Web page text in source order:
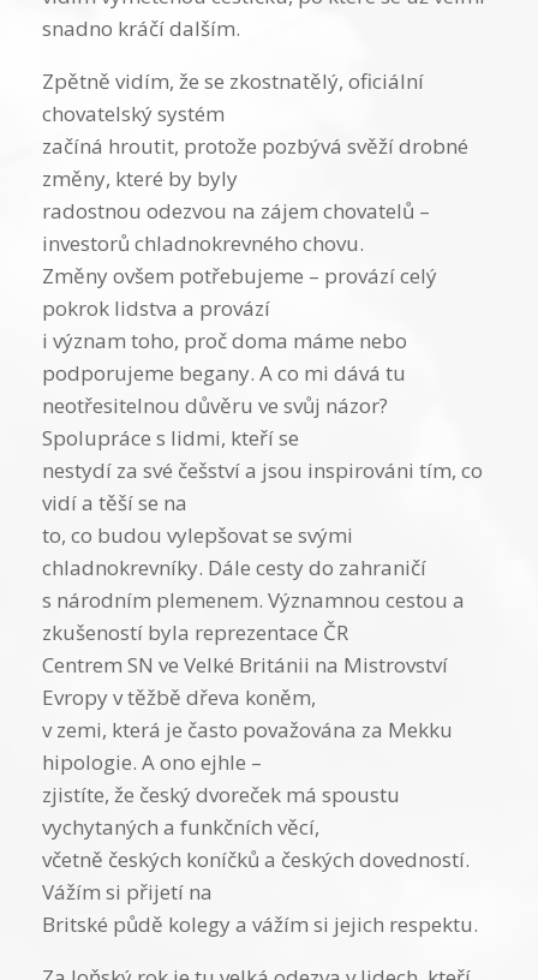
snadno kráčí dalším.
Zpětně vidím, že se zkostnatělý, oficiální
chovatelský systém
začíná hroutit, protože pozbývá svěží drobné
změny, které by byly
radostnou odezvou na zájem chovatelů –
investorů chladnokrevného chovu.
Změny ovšem potřebujeme – provází celý
pokrok lidstva a provází
i význam toho, proč doma máme nebo
podporujeme begany. A co mi dává tu
neotřesitelnou důvěru ve svůj názor?
Spolupráce s lidmi, kteří se
nestydí za své češství a jsou inspirováni tím, co
vidí a těší se na
to, co budou vylepšovat se svými
chladnokrevníky. Dále cesty do zahraničí
s národním plemenem. Významnou cestou a
zkušeností byla reprezentace ČR
Centrem SN ve Velké Británii na Mistrovství
Evropy v těžbě dřeva koněm,
v zemi, která je často považována za Mekku
hipologie. A ono ejhle –
zjistíte, že český dvoreček má spoustu
vychytaných a funkčních věcí,
včetně českých koníčků a českých dovedností.
Vážím si přijetí na
Britské půdě kolegy a vážím si jejich respektu.